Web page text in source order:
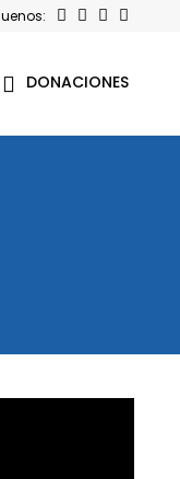
DONACIONES